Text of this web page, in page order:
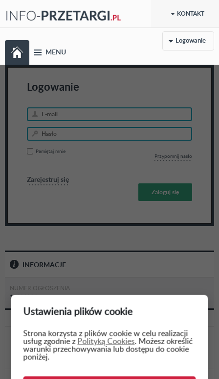
KONTAKT
MENU
Logowanie
Ustawienia plików cookie
Strona korzysta z plików cookie w celu realizacji
usług zgodnie z Polityką Cookies. Możesz określić
warunki przechowywania lub dostępu do cookie
poniżej.
Logowanie
Pamiętaj mnie
Przypomnij hasło
Zarejestruj się
INFORMACJE
NUMER OGŁOSZENIA
10611114
WSTECZ